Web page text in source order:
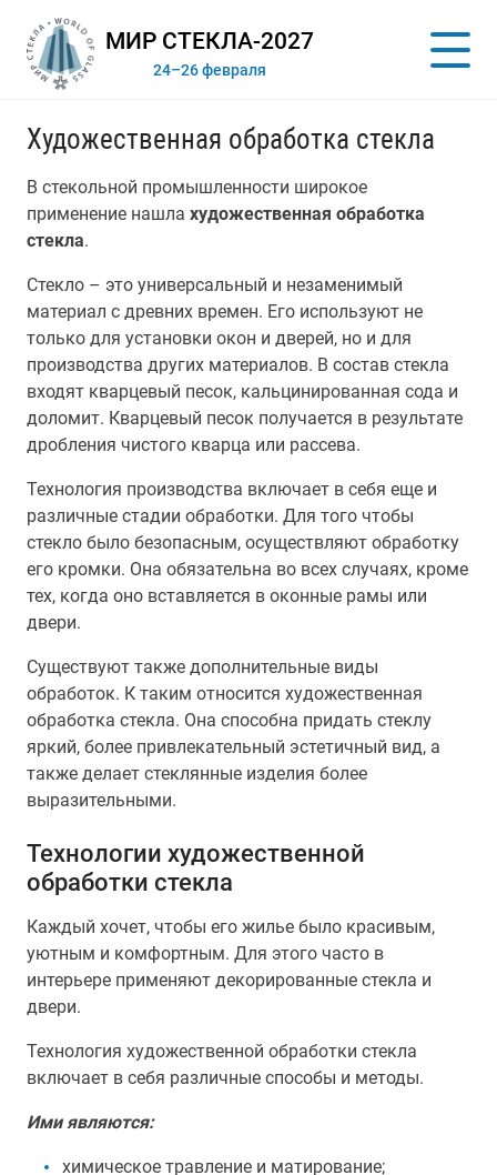
МИР СТЕКЛА-2027
24–26 февраля
Художественная обработка стекла
В стекольной промышленности широкое
применение нашла художественная обработка
стекла.
Стекло – это универсальный и незаменимый
материал с древних времен. Его используют не
только для установки окон и дверей, но и для
производства других материалов. В состав стекла
входят кварцевый песок, кальцинированная сода и
доломит. Кварцевый песок получается в результате
дробления чистого кварца или рассева.
Технология производства включает в себя еще и
различные стадии обработки. Для того чтобы
стекло было безопасным, осуществляют обработку
его кромки. Она обязательна во всех случаях, кроме
тех, когда оно вставляется в оконные рамы или
двери.
Существуют также дополнительные виды
обработок. К таким относится художественная
обработка стекла. Она способна придать стеклу
яркий, более привлекательный эстетичный вид, а
также делает стеклянные изделия более
выразительными.
Технологии художественной
обработки стекла
Каждый хочет, чтобы его жилье было красивым,
уютным и комфортным. Для этого часто в
интерьере применяют декорированные стекла и
двери.
Технология художественной обработки стекла
включает в себя различные способы и методы.
Ими являются:
химическое травление и матирование;